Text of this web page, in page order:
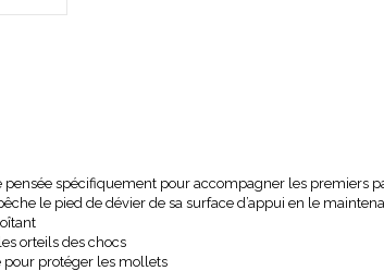
pensée spécifiquement pour accompagner les premiers
le pied de dévier de sa surface d’appui en le
orteils des chocs
pour protéger les mollets